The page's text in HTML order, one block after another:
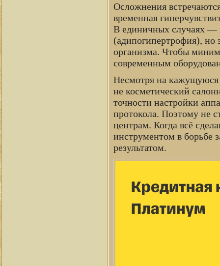
Осложнения
временная
В единичных случаях —
(адипогипертрофия), но
организма. Чтобы
современным
Несмотря на кажущуюся
не косметический
точности настройки
протокола. Поэтому не
центрам. Когда всё
инструментом в борьбе
результатом.